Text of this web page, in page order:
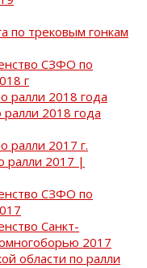
по трековым гонкам
СЗФО по
г
ралли 2018 года
ралли 2018 года
ралли 2017 г.
ралли 2017 |
СЗФО по
Санкт-
2017
области по ралли